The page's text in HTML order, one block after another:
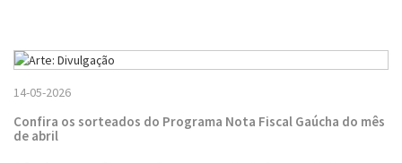
14-05-2026
Confira os sorteados do Programa Nota Fiscal Gaúcha do mês
de abril